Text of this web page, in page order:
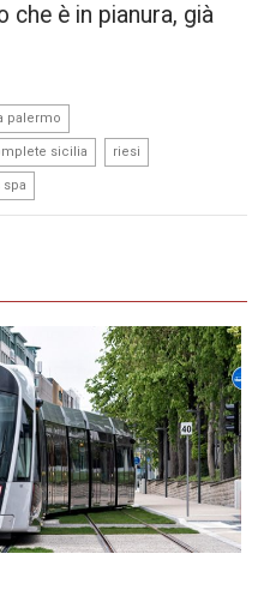
che è in pianura, già
palermo
sicilia riesi